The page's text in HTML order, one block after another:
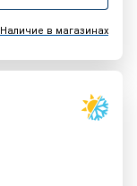
Наличие в магазинах